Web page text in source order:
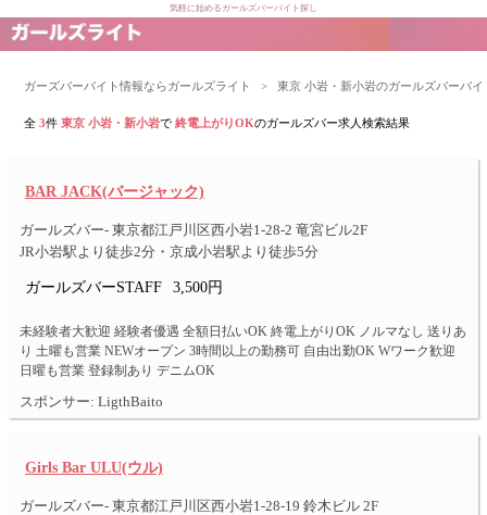
気軽に始めるガールズバーバイト探し
ガーズバーバイト情報ならガールズライト > 東京 小岩・新小岩のガールズバーバ
全3件東京 小岩・新小岩で終電上がりOKのガールズバー求人検索結果
BAR JACK(バージャック)
ガールズバー- 東京都江戸川区西小岩1-28-2 竜宮ビル2F
JR小岩駅より徒歩2分・京成小岩駅より徒歩5分
ガールズバーSTAFF 3,500円
未経験者大歓迎 経験者優遇 全額日払いOK 終電上がりOK ノルマなし 送りあ
り 土曜も営業 NEWオープン 3時間以上の勤務可 自由出勤OK Wワーク歓迎
日曜も営業 登録制あり デニムOK
スポンサー: LigthBaito
Girls Bar ULU(ウル)
ガールズバー- 東京都江戸川区西小岩1-28-19 鈴木ビル 2F